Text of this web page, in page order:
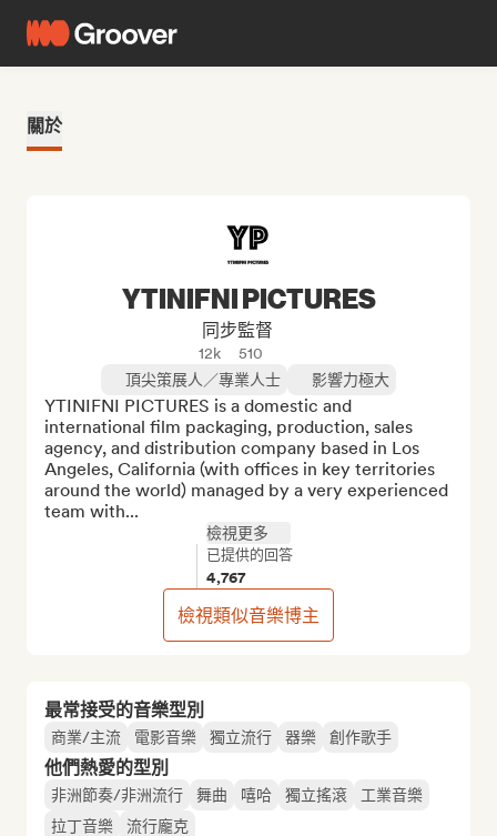
關於
最常接受的音樂型別
商業/主流 電影音樂 獨立流行 器樂 創作歌手
他們熱愛的型別
非洲節奏/非洲流行 舞曲 嘻哈 獨立搖滾
工業音樂
拉丁音樂
流行龐克
YTINIFNI PICTURES
同步監督
12k
510
頂尖策展人／專業人士
影響力極大
YTINIFNI PICTURES is a domestic and
international film packaging, production, sales
agency, and distribution company based in Los
Angeles, California (with offices in key territories
around the world) managed by a very experienced
team with...
檢視更多
已提供的回答
4,767
檢視類似音樂博主